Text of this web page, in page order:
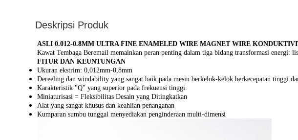
Deskripsi Produk
ASLI 0.012-0.8MM ULTRA FINE ENAMELED WIRE MAGNET WIRE
Kawat Tembaga Beremail memainkan peran penting dalam tiga bidang transformasi
FITUR DAN KEUNTUNGAN
Ukuran ekstrim: 0,012mm-0,8mm
Dereeling dan windability yang sangat baik pada mesin berkelok-kelok berkecepatan tinggi
Karakteristik "Q" yang superior pada frekuensi tinggi.
Miniaturisasi = Fleksibilitas Desain yang Ditingkatkan
Alat yang sangat khusus dan keahlian penanganan
Kumparan sumbu tunggal menyediakan penginderaan multi-dimensi